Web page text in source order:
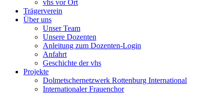
vhs vor Ort
Trägerverein
Über uns
Unser Team
Unsere Dozenten
Anleitung zum Dozenten-Login
Anfahrt
Geschichte der vhs
Projekte
Dolmetschernetzwerk Rottenburg International
Internationaler Frauenchor